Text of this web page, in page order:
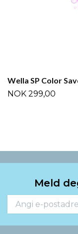
Wella SP Color
NOK 299,00
Meld